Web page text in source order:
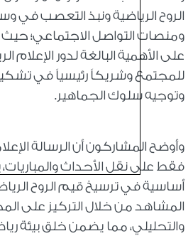
الروح الرياضية ونبذ التعصب في
ومنصات التواصل الاجتماعي؛
على الأهمية البالغة لدور الإعلام
للمجتمع وشريكاً رئيسياً في
وتوجيه سلوك الجماهير.
وأوضح المشاركون أن الرسالة
فقط على نقل الأحداث والمباريات،
أساسية في ترسيخ قيم الروح
المشاهد من خلال التركيز على
والتحليلي، مما يضمن خلق بيئة